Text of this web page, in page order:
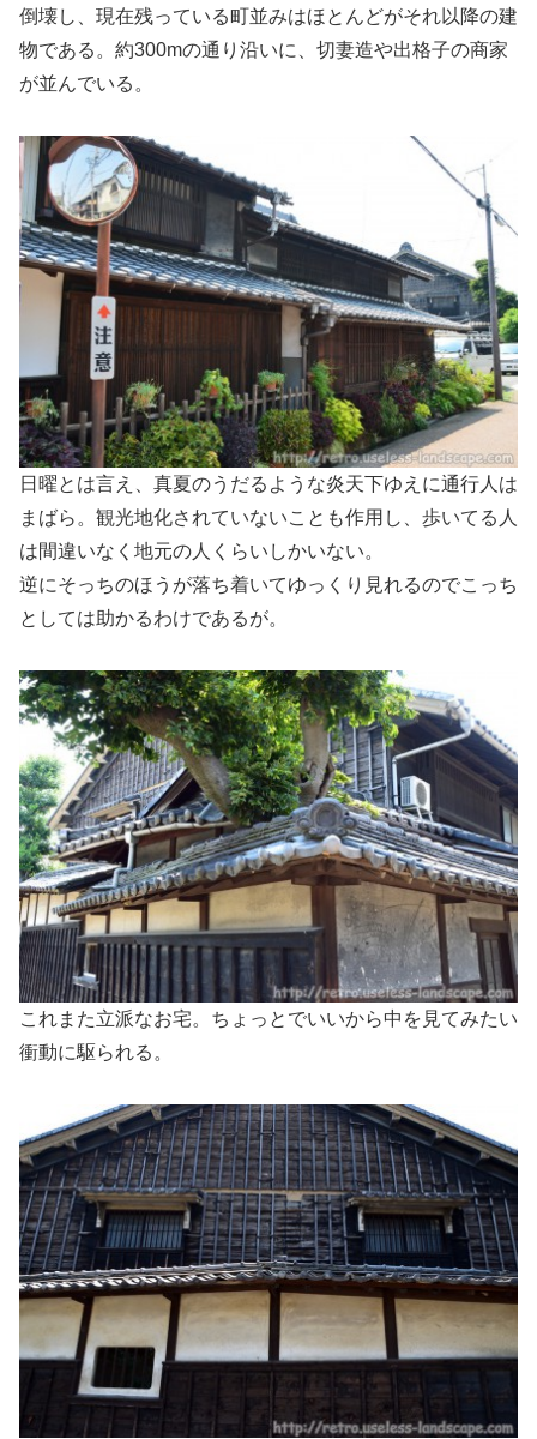
倒壊し、現在残っている町並みはほとんどがそれ以降の建
物である。約300mの通り沿いに、切妻造や出格子の商家
が並んでいる。
日曜とは言え、真夏のうだるような炎天下ゆえに通行人は
まばら。観光地化されていないことも作用し、歩いてる人
は間違いなく地元の人くらいしかいない。
逆にそっちのほうが落ち着いてゆっくり見れるのでこっち
としては助かるわけであるが。
これまた立派なお宅。ちょっとでいいから中を見てみたい
衝動に駆られる。